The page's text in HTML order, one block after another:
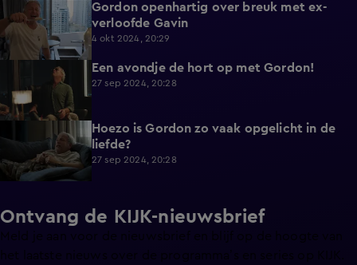
14:25
Gordon openhartig over breuk met ex-
verloofde Gavin
4 okt 2024, 20:29
Een avondje de hort op met Gordon!
27 sep 2024, 20:28
Hoezo is Gordon zo vaak opgelicht in de
liefde?
27 sep 2024, 20:28
Ontvang de KIJK-nieuwsbrief
Meld je aan voor de nieuwsbrief en blijf op de hoogte van